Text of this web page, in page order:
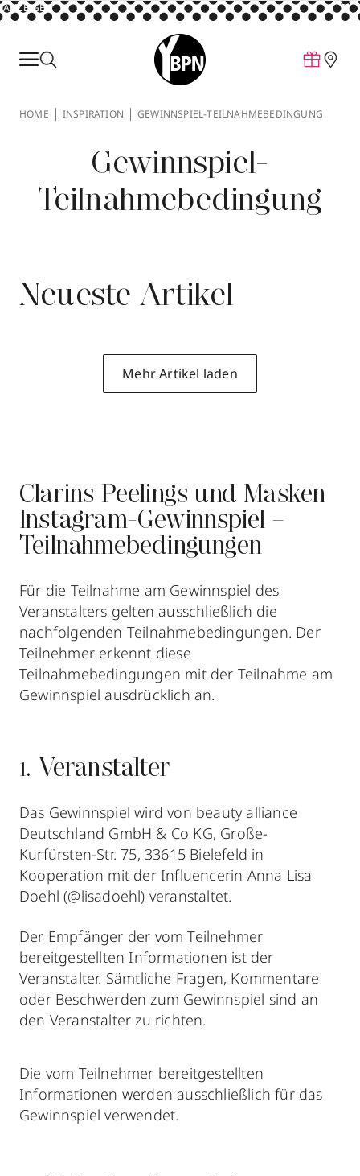
ANZEIGE
Parfum
Make-up
Behandlungen
Inspiration
Aktionen
Storefinder
HOME INSPIRATION GEWINNSPIEL-TEILNAHMEBEDINGUNG
Gewinnspiel-
Teilnahmebedingung
Neueste Artikel
Mehr Artikel laden
Clarins Peelings und Masken
Instagram-Gewinnspiel –
Teilnahmebedingungen
Für die Teilnahme am Gewinnspiel des
Veranstalters gelten ausschließlich die
nachfolgenden Teilnahmebedingungen. Der
Teilnehmer erkennt diese
Teilnahmebedingungen mit der Teilnahme am
Gewinnspiel ausdrücklich an.
1. Veranstalter
Das Gewinnspiel wird von beauty alliance
Deutschland GmbH & Co KG, Große-
Kurfürsten-Str. 75, 33615 Bielefeld in
Kooperation mit der Influencerin Anna Lisa
Doehl (@lisadoehl) veranstaltet.
Der Empfänger der vom Teilnehmer
bereitgestellten Informationen ist der
Veranstalter. Sämtliche Fragen, Kommentare
oder Beschwerden zum Gewinnspiel sind an
den Veranstalter zu richten.
Die vom Teilnehmer bereitgestellten
Informationen werden ausschließlich für das
Gewinnspiel verwendet.